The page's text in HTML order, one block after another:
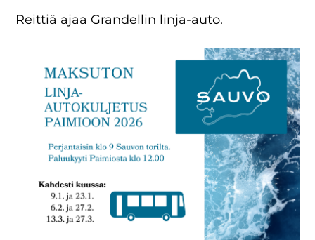
Reittiä ajaa Grandellin linja-auto.